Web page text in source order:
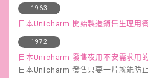
1963
日本Unicharm 開始製造銷售生理用
1972
日本Unicharm 發售夜用不安需求用
日本Unicharm 發售只要一片就能防